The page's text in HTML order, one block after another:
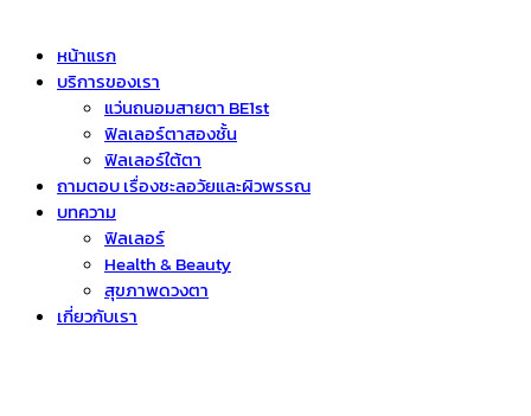
หน้าแรก
บริการของเรา
แว่นถนอมสายตา BE1st
ฟิลเลอร์ตาสองชั้น
ฟิลเลอร์ใต้ตา
ถามตอบ เรื่องชะลอวัยและผิวพรรณ
บทความ
ฟิลเลอร์
Health & Beauty
สุขภาพดวงตา
เกี่ยวกับเรา